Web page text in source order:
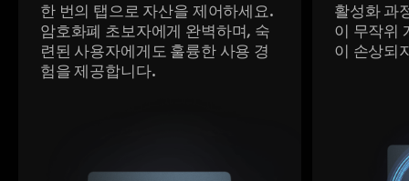
한 번의 탭으로 자산을 제어하세요.
암호화폐 초보자에게 완벽하며, 숙
련된 사용자에게도 훌륭한 사용 경
험을 제공합니다.
활성화 과
이 무작위
이 손상되